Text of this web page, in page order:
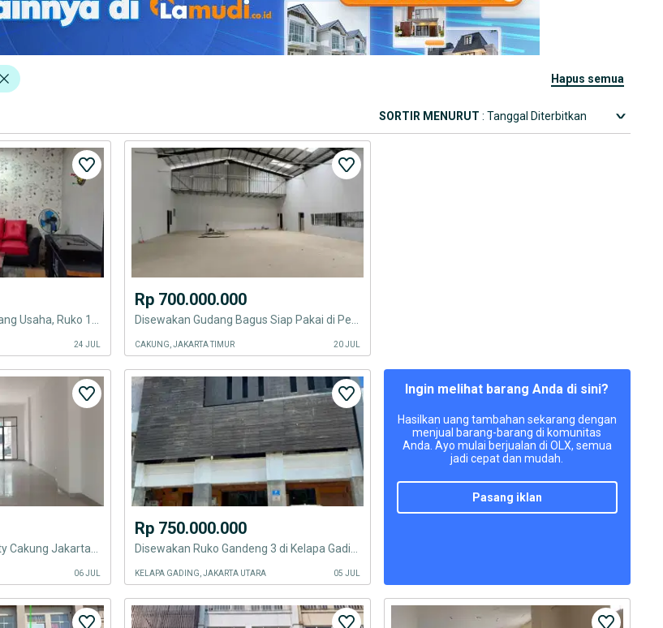
hapus semua
SORTIR MENURUT : Tanggal Diterbitkan
24 JUL
Rp 700.000.000
CAKUNG, JAKARTA TIMUR 20 JUL
06 JUL
Rp 750.000.000
KELAPA GADING, JAKARTA UTARA 05 JUL
Ingin melihat barang Anda di sini?
Hasilkan uang tambahan sekarang dengan
menjual barang-barang di komunitas
Anda. Ayo mulai berjualan di OLX, semua
jadi cepat dan mudah.
pasang iklan